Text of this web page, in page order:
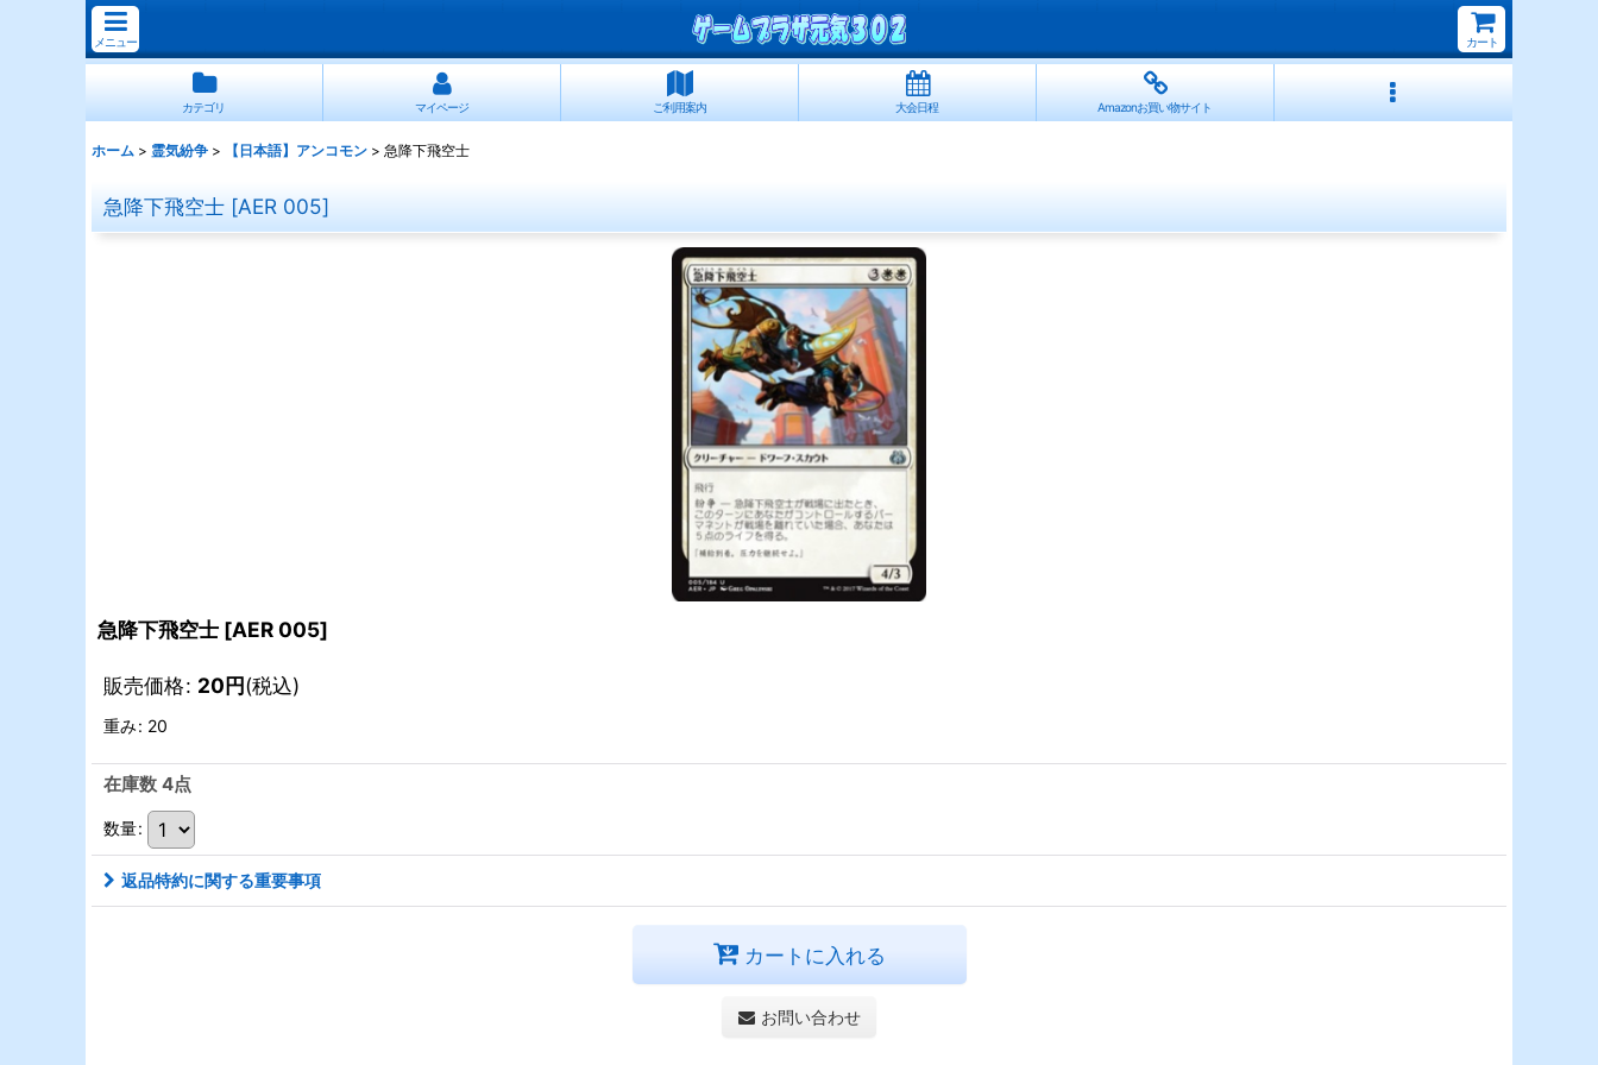
メニュー カート
カテゴリ マイページ ご利用案内 大会日程 Amazonお買い物サイト
ホーム > 霊気紛争 > 【日本語】アンコモン > 急降下飛空士
急降下飛空士 [AER 005]
急降下飛空士 [AER 005]
販売価格: 20円(税込)
重み: 20
在庫数 4点
数量:
返品特約に関する重要事項
カートに入れる
お問い合わせ